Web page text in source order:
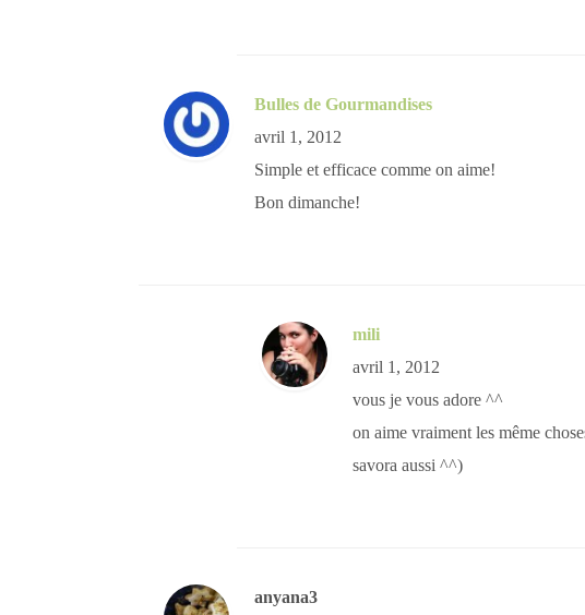
Bulles de Gourmandises
avril 1, 2012
Simple et efficace comme on aime!
Bon dimanche!
mili
avril 1, 2012
vous je vous adore ^^
on aime vraiment les même
savora aussi ^^)
anyana3